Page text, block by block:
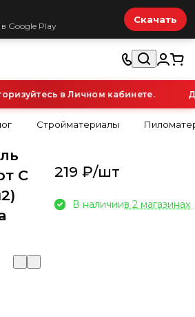
Google Play
Скачать
в Личном кабинете.
Стройматериалы
С
219 ₽/шт
В наличиив 2 магазинах